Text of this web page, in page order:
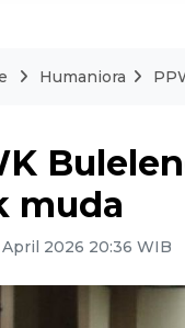
Humaniora
muda
April 2026 20:36 WIB